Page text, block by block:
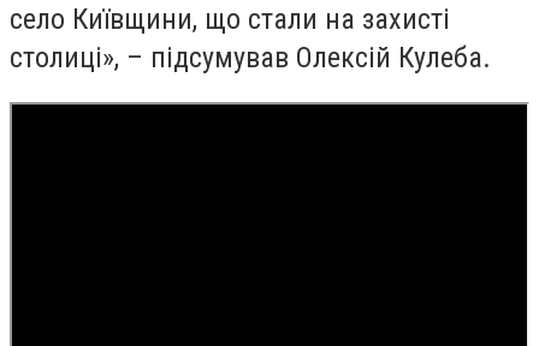
село Київщини, що стали на захисті
столиці», – підсумував Олексій Кулеба.